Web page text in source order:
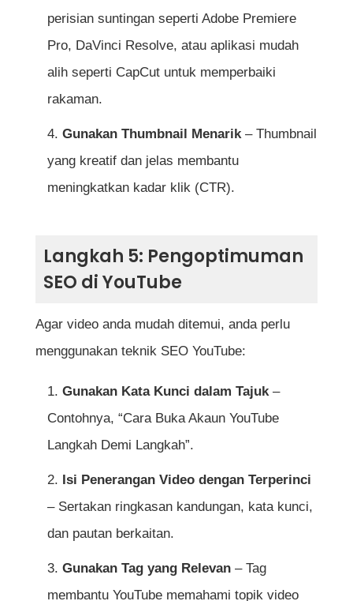
perisian suntingan seperti Adobe Premiere
Pro, DaVinci Resolve, atau aplikasi mudah
alih seperti CapCut untuk memperbaiki
rakaman.
Gunakan Thumbnail Menarik– Thumbnail
yang kreatif dan jelas membantu
meningkatkan kadar klik (CTR).
Langkah 5: Pengoptimuman
SEO di YouTube
Agar video anda mudah ditemui, anda perlu
menggunakan teknik SEO YouTube:
Gunakan Kata Kunci dalam Tajuk–
Contohnya, “Cara Buka Akaun YouTube
Langkah Demi Langkah”.
Isi Penerangan Video dengan Terperinci
– Sertakan ringkasan kandungan, kata kunci,
dan pautan berkaitan.
Gunakan Tag yang Relevan– Tag
membantu YouTube memahami topik video